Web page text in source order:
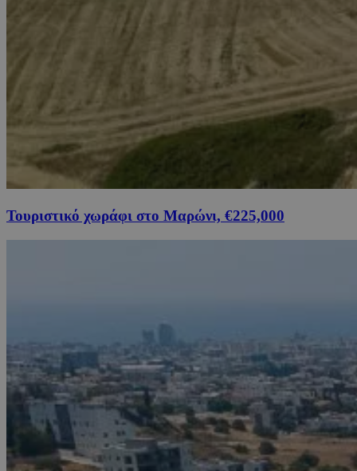
Τουριστικό χωράφι στο Μαρώνι, €225,000